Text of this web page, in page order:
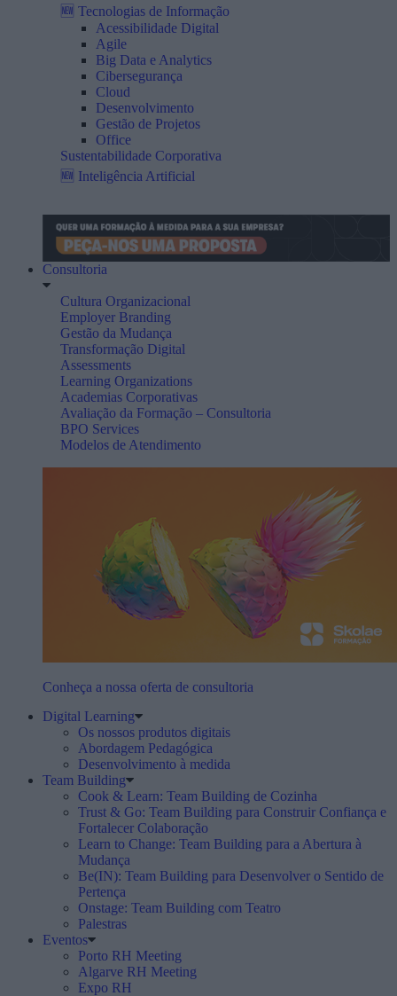
🆕 Tecnologias de Informação
Acessibilidade Digital
Agile
Big Data e Analytics
Cibersegurança
Cloud
Desenvolvimento
Gestão de Projetos
Office
Sustentabilidade Corporativa
🆕 Inteligência Artificial
Consultoria
Cultura Organizacional
Employer Branding
Gestão da Mudança
Transformação Digital
Assessments
Learning Organizations
Academias Corporativas
Avaliação da Formação – Consultoria
BPO Services
Modelos de Atendimento
Conheça a nossa oferta de consultoria
Digital Learning
Os nossos produtos digitais
Abordagem Pedagógica
Desenvolvimento à medida
Team Building
Cook & Learn: Team Building de Cozinha
Trust & Go: Team Building para Construir Confiança e
Fortalecer Colaboração
Learn to Change: Team Building para a Abertura à
Mudança
Be(IN): Team Building para Desenvolver o Sentido de
Pertença
Onstage: Team Building com Teatro
Palestras
Eventos
Porto RH Meeting
Algarve RH Meeting
Expo RH